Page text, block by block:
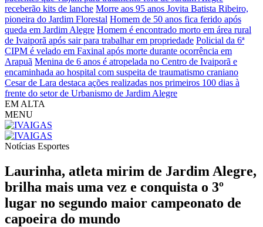
receberão kits de lanche Morre aos 95 anos Jovita Batista Ribeiro,
pioneira do Jardim Florestal Homem de 50 anos fica ferido após
queda em Jardim Alegre Homem é encontrado morto em área rural
de Ivaiporã após sair para trabalhar em propriedade Policial da 6ª
CIPM é velado em Faxinal após morte durante ocorrência em
Arapuã Menina de 6 anos é atropelada no Centro de Ivaiporã e
encaminhada ao hospital com suspeita de traumatismo craniano
Cesar de Lara destaca ações realizadas nos primeiros 100 dias à
frente do setor de Urbanismo de Jardim Alegre
EM ALTA
MENU
Notícias Esportes
Laurinha, atleta mirim de Jardim Alegre,
brilha mais uma vez e conquista o 3º
lugar no segundo maior campeonato de
capoeira do mundo